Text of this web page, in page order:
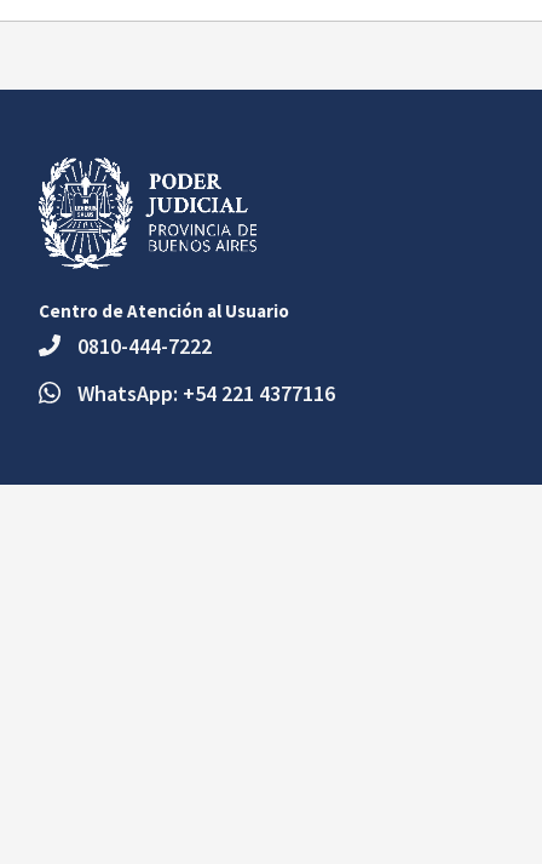
Centro de Atención al Usuario
0810-444-7222
WhatsApp: +54 221 4377116